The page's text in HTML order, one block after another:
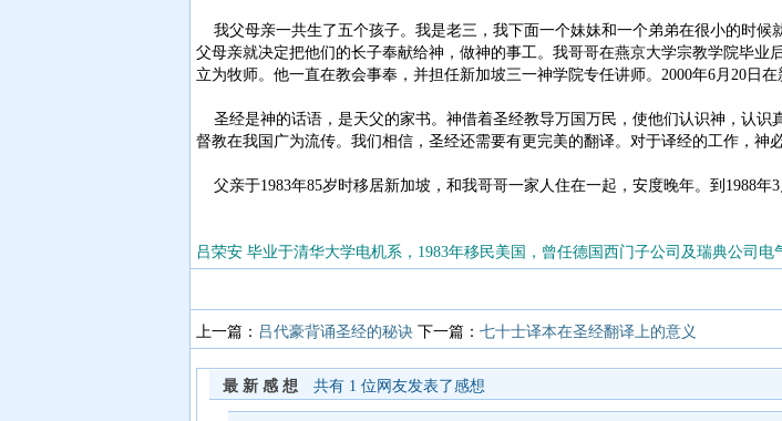
我父母亲一共生了五个孩子。我是老三，我下面一个妹妹和一个弟弟在很小的时候
父母亲就决定把他们的长子奉献给神，做神的事工。我哥哥在燕京大学宗教学院毕业
立为牧师。他一直在教会事奉，并担任新加坡三一神学院专任讲师。2000年6月20日在
圣经是神的话语，是天父的家书。神借着圣经教导万国万民，使他们认识神，认
督教在我国广为流传。我们相信，圣经还需要有更完美的翻译。对于译经的工作，神
父亲于1983年85岁时移居新加坡，和我哥哥一家人住在一起，安度晚年。到1988年3
吕荣安 毕业于清华大学电机系，1983年移民美国，曾任德国西门子公司及瑞典公司电
上一篇： 吕代豪背诵圣经的秘诀下一篇： 七十士译本在圣经翻译上的意义
最新感想 共有 1 位网友发表了感想